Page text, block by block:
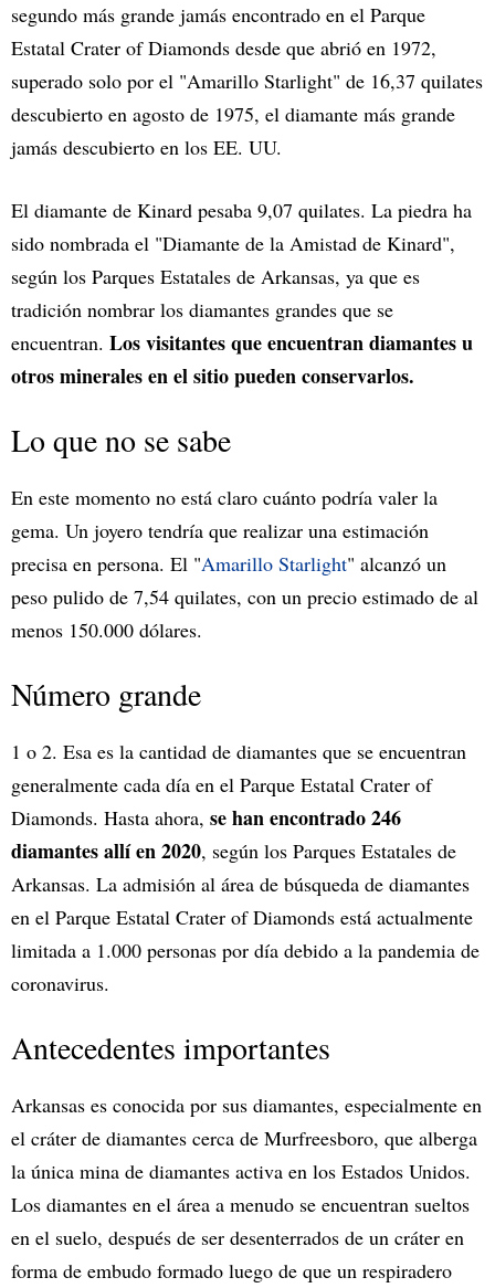
segundo más grande jamás encontrado en el Parque
Estatal Crater of Diamonds desde que abrió en 1972,
superado solo por el "Amarillo Starlight" de 16,37 quilates
descubierto en agosto de 1975, el diamante más grande
jamás descubierto en los EE. UU.
El diamante de Kinard pesaba 9,07 quilates. La piedra ha
sido nombrada el "Diamante de la Amistad de Kinard",
según los Parques Estatales de Arkansas, ya que es
tradición nombrar los diamantes grandes que se
encuentran. Los visitantes que encuentran diamantes u
otros minerales en el sitio pueden conservarlos.
Lo que no se sabe
En este momento no está claro cuánto podría valer la
gema. Un joyero tendría que realizar una estimación
precisa en persona. El "Amarillo Starlight" alcanzó un
peso pulido de 7,54 quilates, con un precio estimado de al
menos 150.000 dólares.
Número grande
1 o 2. Esa es la cantidad de diamantes que se encuentran
generalmente cada día en el Parque Estatal Crater of
Diamonds. Hasta ahora, se han encontrado 246
diamantes allí en 2020, según los Parques Estatales de
Arkansas. La admisión al área de búsqueda de diamantes
en el Parque Estatal Crater of Diamonds está actualmente
limitada a 1.000 personas por día debido a la pandemia de
coronavirus.
Antecedentes importantes
Arkansas es conocida por sus diamantes, especialmente en
el cráter de diamantes cerca de Murfreesboro, que alberga
la única mina de diamantes activa en los Estados Unidos.
Los diamantes en el área a menudo se encuentran sueltos
en el suelo, después de ser desenterrados de un cráter en
forma de embudo formado luego de que un respiradero